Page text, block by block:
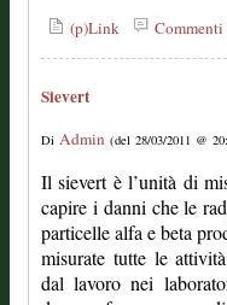
(p)Link Commenti
Sievert
Di Admin (del 28/03/2011 @
Il sievert è l’unità di
capire i danni che le
particelle alfa e beta
misurate tutte le
dal lavoro nei